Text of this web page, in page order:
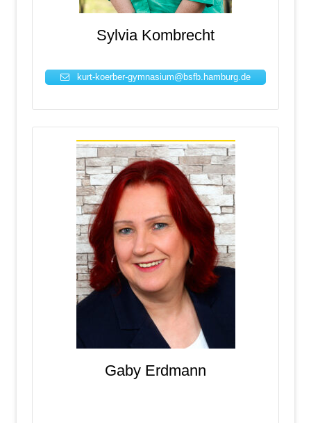
Sylvia Kombrecht
kurt-koerber-gymnasium@bsfb.hamburg.de
Gaby Erdmann